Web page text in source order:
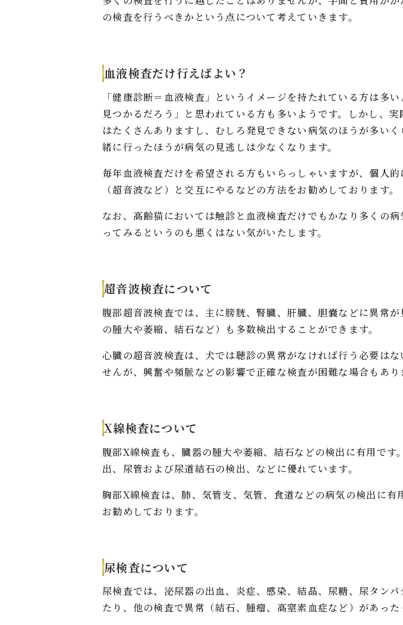
の検査を行うべきかという点について考えていきます。
血液検査だけ行えばよい？
「健康診断＝血液検査」というイメージを持たれている方は多
見つかるだろう」と思われている方も多いようです。しかし、
はたくさんありますし、むしろ発見できない病気のほうが多い
緒に行ったほうが病気の見逃しは少なくなります。
毎年血液検査だけを希望される方もいらっしゃいますが、個人
（超音波など）と交互にやるなどの方法をお勧めしております。
なお、高齢猫においては触診と血液検査だけでもかなり多くの
ってみるというのも悪くはない気がいたします。
超音波検査について
腹部超音波検査では、主に膀胱、腎臓、肝臓、胆嚢などに異常
の腫大や萎縮、結石など）も多数検出することができます。
心臓の超音波検査は、犬では聴診の異常がなければ行う必要は
せんが、興奮や頻脈などの影響で正確な検査が困難な場合もあり
X線検査について
腹部X線検査も、臓器の腫大や萎縮、結石などの検出に有用で
出、尿管および尿道結石の検出、などに優れています。
胸部X線検査は、肺、気管支、気管、食道などの病気の検出に
お勧めしております。
尿検査について
尿検査では、泌尿器の出血、炎症、感染、結晶、尿糖、尿タン
たり、他の検査で異常（結石、腫瘤、高窒素血症など）があっ